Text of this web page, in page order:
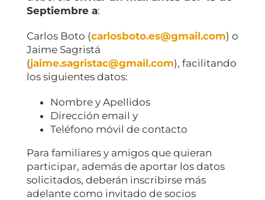
Septiembre a:
Carlos Boto (carlosboto.es@gmail.com) o
Jaime Sagristá
(jaime.sagristac@gmail.com), facilitando
los siguientes datos:
Nombre y Apellidos
Dirección email y
Teléfono móvil de contacto
Para familiares y amigos que quieran
participar, además de aportar los datos
solicitados, deberán inscribirse más
adelante como invitado de socios